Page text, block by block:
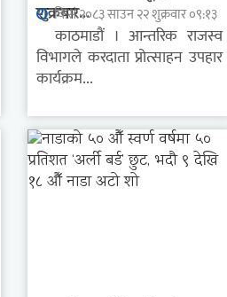
शुक्रबार...
वि.सं.२०८३ साउन २२ शुक्रवार ०९:१३
काठमाडौं । आन्तरिक राजस्व
विभागले करदाता प्रोत्साहन उपहार
कार्यक्रम...